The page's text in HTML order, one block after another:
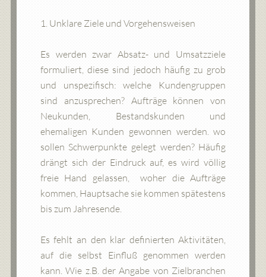
1. Unklare Ziele und Vorgehensweisen
Es werden zwar Absatz- und Umsatzziele
formuliert, diese sind jedoch häufig zu grob
und unspezifisch: welche Kundengruppen
sind anzusprechen? Aufträge können von
Neukunden, Bestandskunden und
ehemaligen Kunden gewonnen werden. wo
sollen Schwerpunkte gelegt werden? Häufig
drängt sich der Eindruck auf, es wird völlig
freie Hand gelassen, woher die Aufträge
kommen, Hauptsache sie kommen spätestens
bis zum Jahresende.
Es fehlt an den klar definierten Aktivitäten,
auf die selbst Einfluß genommen werden
kann. Wie z.B. der Angabe von Zielbranchen